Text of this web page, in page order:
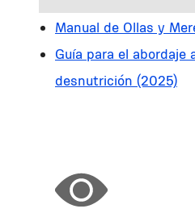
Manual de Ollas y
Guía para el abordaje
desnutrición (2025)